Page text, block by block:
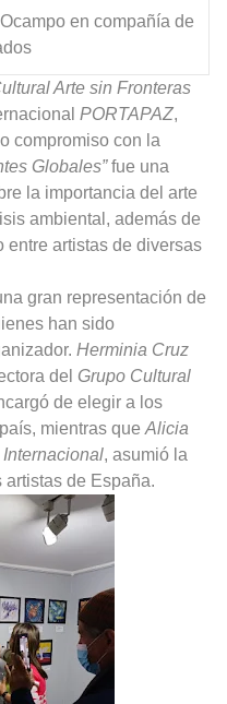
en compañía de
Arte sin Fronteras
PORTAPAZ,
compromiso con la
Globales”fue una
la importancia del arte
ambiental, además de
entre artistas de diversas
gran representación de
han sido
Herminia Cruz
del Grupo Cultural
de elegir a los
mientras que Alicia
Internacional, asumió la
de España.